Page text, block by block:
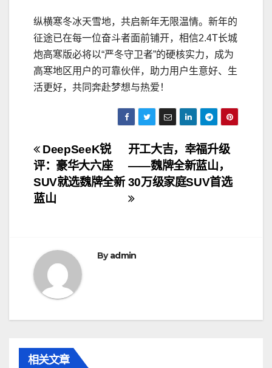
纵横寒冬冰天雪地，共启新年无限温情。新年的
征途已在每一位奋斗者面前铺开，相信2.4T长城
炮高寒版必将以“严冬守卫者”的硬核实力，成为
高寒地区用户的可靠伙伴，助力用户生意好、生
活更好，共同奔赴梦想与热爱！
文
章
导
开工大吉，幸福升级
——魏牌全新蓝山，
30万级家庭SUV首选
DeepSeeK锐
评：豪华大六座
SUV就选魏牌全新
蓝山
Byadmin
相关文章